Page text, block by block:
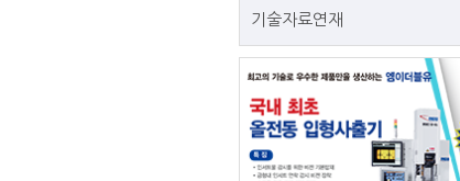
기술자료연재